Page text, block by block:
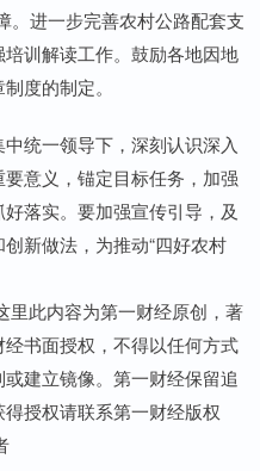
。进一步完善农村公路配套支
训解读工作。鼓励各地因地
度的制定。
统一领导下，深刻认识深入
意义，锚定目标任务，加强
落实。要加强宣传引导，及
新做法，为推动“四好农村
里此内容为第一财经原创，著
书面授权，不得以任何方式
建立镜像。第一财经保留追
授权请联系第一财经版权